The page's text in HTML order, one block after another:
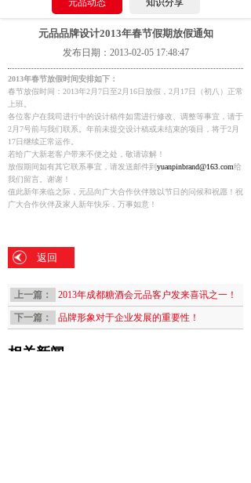
元品动态 知识分享
元品品牌设计2013年春节假期放假通知
发布日期：2013-02-05 17:48:47
2013年春节放假时间安排如下：
春节放假时间：2013年2月7日至2月16日放假，2月17日（初八）正常
上班。
各位客户在我司进行中的设计稿件如需进行修改、调整等事宜，请于
2月7号前与我们联系。年前未提交设计稿或未结束的项目，将于2月
17日继续正常运作。
若给广大新老客户带来不便之处，敬请谅解！
放假期间如有其它联系事宜，请发送邮件到 yuanpinbrand@163.com给
我们留言。谢谢！
值此新年来临之际，元品向广大合作伙伴致以节日的问候和祝愿！祝
广大合作伙伴及家人新年快乐，万事如意！
返回
上一篇： 2013年成都糖酒会元品客户发来喜讯之一！
下一篇： 品牌形象对于企业发展的重要性！
相关新闻